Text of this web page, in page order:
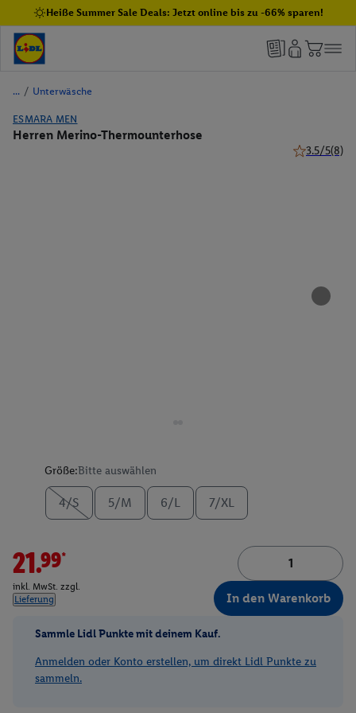
Heiße Summer Sale Deals: Jetzt online bis zu -66% sparen!
/ Unterwäsche
ESMARA MEN
Herren Merino-Thermounterhose
3.5/5(8)
Größe:Bitte auswählen
4/S 5/M 6/L 7/XL
21.99*
inkl. MwSt. zzgl.
Lieferung
In den Warenkorb
Sammle Lidl Punkte mit deinem Kauf.
Anmelden oder Konto erstellen, um direkt Lidl Punkte zu
sammeln.